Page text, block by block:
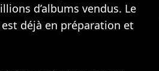
d’albums vendus. Le
est déjà en préparation et